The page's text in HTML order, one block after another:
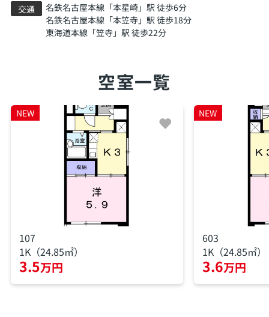
交通 名鉄名古屋本線 「本星崎」駅 徒歩6分
名鉄名古屋本線 「本笠寺」駅 徒歩18分
東海道本線 「笠寺」駅 徒歩22分
空室一覧
NEW
107
1K（24.85㎡）
3.5万円
NEW
603
1K（24.85㎡）
3.6万円